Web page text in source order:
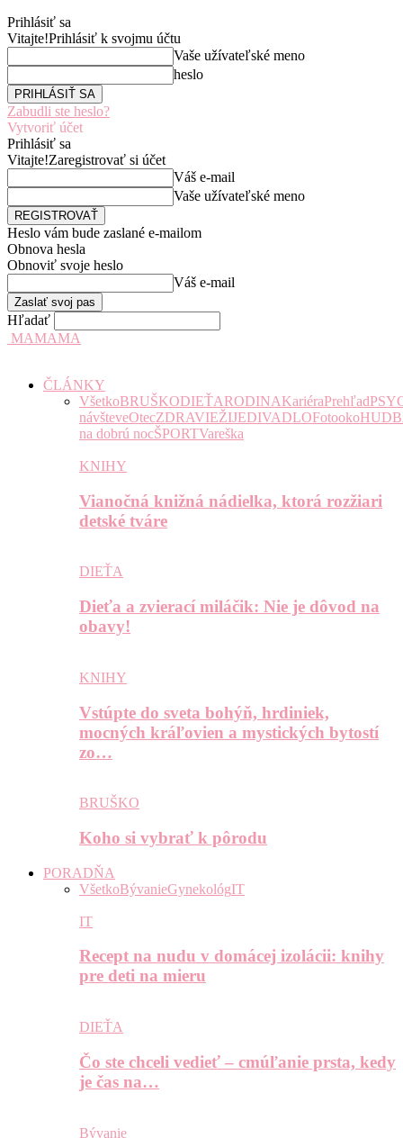
Prihlásiť sa
Vitajte!Prihlásiť k svojmu účtu
Vaše užívateľské meno
heslo
Zabudli ste heslo?
Vytvoriť účet
Prihlásiť sa
Vitajte!Zaregistrovať si účet
Váš e-mail
Vaše užívateľské meno
Heslo vám bude zaslané e-mailom
Obnova hesla
Obnoviť svoje heslo
Váš e-mail
Hľadať
MAMAMA
ČLÁNKY
VšetkoBRUŠKODIEŤARODINAKariéraPrehľad
návšteveOtecZDRAVIEŽIJEDIVADLOFotooko
na dobrú nocŠPORTVareška
KNIHY
Vianočná knižná nádielka, ktorá rozžiari
detské tváre
DIEŤA
Dieťa a zvierací miláčik: Nie je dôvod na
obavy!
KNIHY
Vstúpte do sveta bohýň, hrdiniek,
mocných kráľovien a mystických bytostí
zo…
BRUŠKO
Koho si vybrať k pôrodu
PORADŇA
VšetkoBývanieGynekológIT
IT
Recept na nudu v domácej izolácii: knihy
pre deti na mieru
DIEŤA
Čo ste chceli vedieť – cmúľanie prsta, kedy
je čas na…
Bývanie